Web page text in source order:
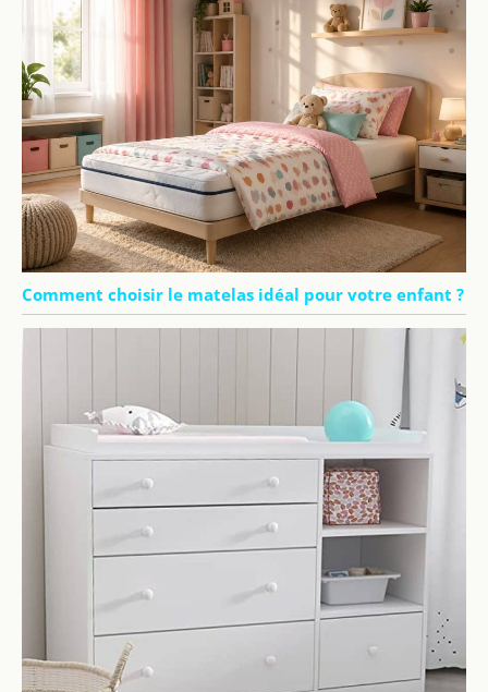
Comment choisir le matelas idéal pour votre enfant ?